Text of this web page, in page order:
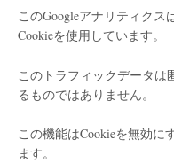
このGoogleアナリティク
Cookieを使用しています。
このトラフィックデータは
るものではありません。
この機能はCookieを無効に
ます。